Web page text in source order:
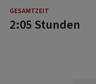
2:05 Stunden